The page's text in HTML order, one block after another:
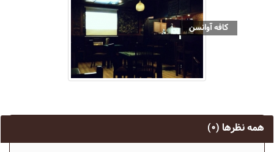
کافه آوانسن
همه نظرها (۰)